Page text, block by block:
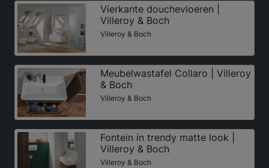
Vierkante douchevloeren |
Villeroy & Boch
Villeroy & Boch
Meubelwastafel Collaro | Villeroy
& Boch
Villeroy & Boch
Fontein in trendy matte look |
Villeroy & Boch
Villeroy & Boch